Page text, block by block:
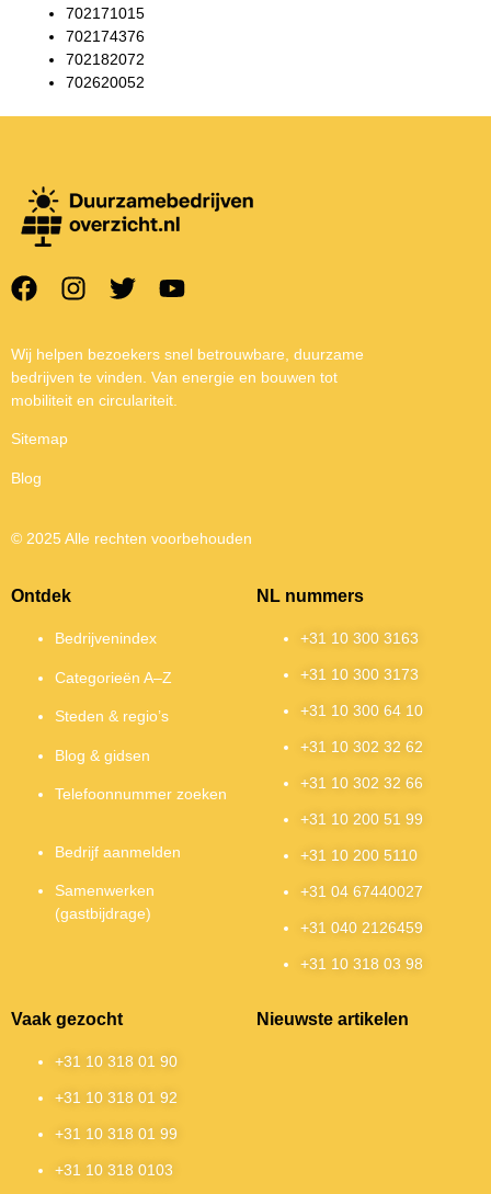
702171015
702174376
702182072
702620052
Wij helpen bezoekers snel betrouwbare, duurzame
bedrijven te vinden. Van energie en bouwen tot
mobiliteit en circulariteit.
Sitemap
Blog
© 2025 Alle rechten voorbehouden
Ontdek
Bedrijvenindex
Categorieën A–Z
Steden & regio’s
Blog & gidsen
Telefoonnummer zoeken
Bedrijf aanmelden
Samenwerken
(gastbijdrage)
NL nummers
+31 10 300 3163
+31 10 300 3173
+31 10 300 64 10
+31 10 302 32 62
+31 10 302 32 66
+31 10 200 51 99
+31 10 200 5110
+31 04 67440027
+31 040 2126459
+31 10 318 03 98
Vaak gezocht
+31 10 318 01 90
+31 10 318 01 92
+31 10 318 01 99
+31 10 318 0103
Nieuwste artikelen